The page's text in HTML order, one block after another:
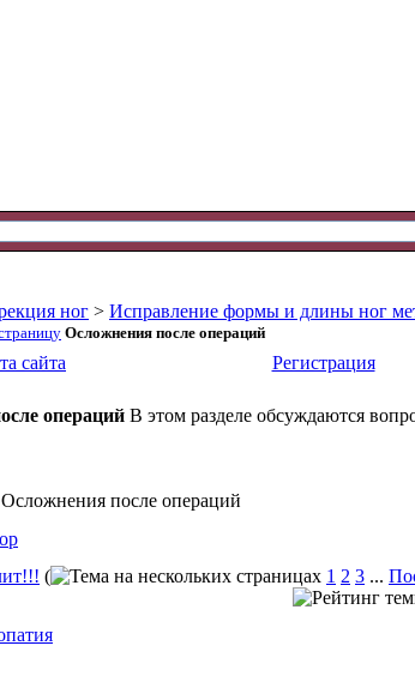
ног > Исправление формы и длины ног
Осложнения после операций
сайта
Регистрация
операций В этом разделе обсуждаются
после операций
( 1 2 3 ...